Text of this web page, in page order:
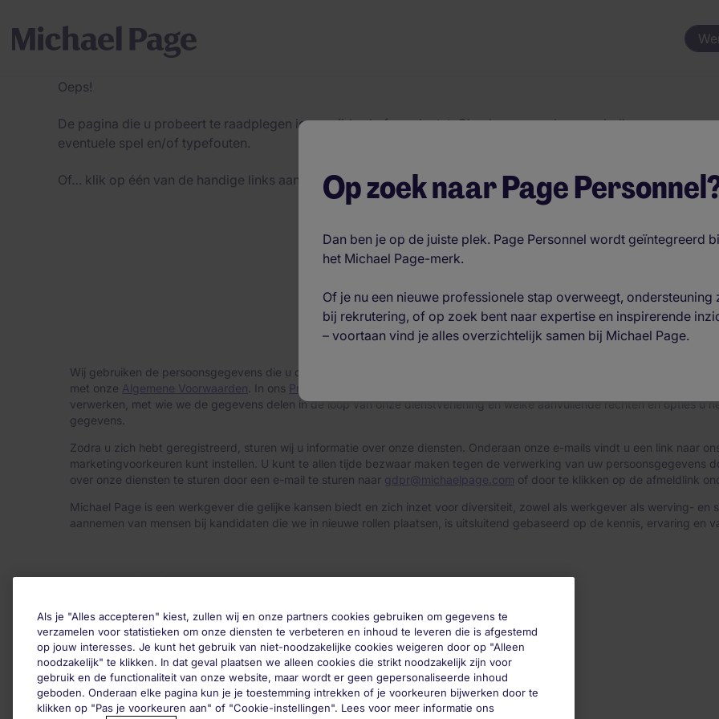
Op zoek naar Page
Dan ben je op de juiste plek. Page Personnel wordt geïntegreerd
het Michael Page-merk.
Of je nu een nieuwe professionele stap overweegt, ondersteuning
bij rekrutering, of op zoek bent naar expertise en inspirerende
– voortaan vind je alles overzichtelijk samen bij Michael Page.
Oeps!
De pagina die u probeert te raadplegen is verwijderd of verplaatst. Check s.v.p. uw browserbalk voor
eventuele spel en/of typefouten.
Of… klik op één van de handige links aan de rechterzijde van deze pagina.
Wij gebruiken de persoonsgegevens die u ons hebt verstrekt om uw sollicitatie naar mogelijke vacatures te beoordelen en
met onze Algemene Voorwaarden . In ons Privacy beleid
vindt u meer gedetailleerde informatie over de categorieën
verwerken, met wie we de gegevens delen in de loop van onze dienstverlening en welke aanvullende rechten en opties u
gegevens.
Zodra u zich hebt geregistreerd, sturen wij u informatie over onze diensten. Onderaan onze e-mails vindt u een link naar
marketingvoorkeuren kunt instellen. U kunt te allen tijde bezwaar maken tegen de verwerking van uw persoonsgegevens
over onze diensten te sturen door een e-mail te sturen naar gdpr@michaelpage.com of door te klikken op de afmeldlink
Michael Page is een werkgever die gelijke kansen biedt en zich inzet voor diversiteit, zowel als werkgever als werving- en
aannemen van mensen bij kandidaten die we in nieuwe rollen plaatsen, is uitsluitend gebaseerd op de kennis, ervaring en
Als je "Alles accepteren" kiest, zullen wij en onze partners cookies gebruiken om gegevens te
verzamelen voor statistieken om onze diensten te verbeteren en inhoud te leveren die is afgestemd
op jouw interesses. Je kunt het gebruik van niet-noodzakelijke cookies weigeren door op "Alleen
noodzakelijk" te klikken. In dat geval plaatsen we alleen cookies die strikt noodzakelijk zijn voor
gebruik en de functionaliteit van onze website, maar wordt er geen gepersonaliseerde inhoud
geboden. Onderaan elke pagina kun je je toestemming intrekken of je voorkeuren bijwerken door te
klikken op "Pas je voorkeuren aan" of "Cookie-instellingen". Lees voor meer informatie ons